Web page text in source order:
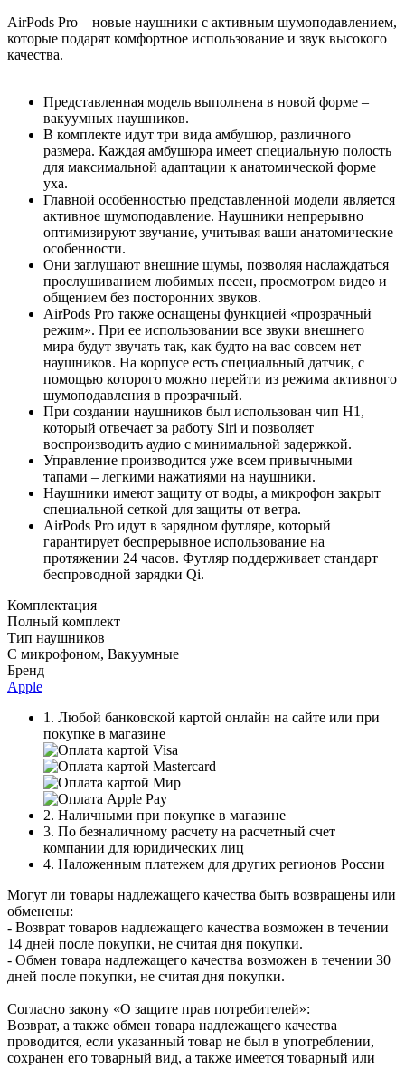
AirPods Pro – новые наушники с активным шумоподавлением,
которые подарят комфортное использование и звук высокого
качества.
Представленная модель выполнена в новой форме –
вакуумных наушников.
В комплекте идут три вида амбушюр, различного
размера. Каждая амбушюра имеет специальную полость
для максимальной адаптации к анатомической форме
уха.
Главной особенностью представленной модели является
активное шумоподавление. Наушники непрерывно
оптимизируют звучание, учитывая ваши анатомические
особенности.
Они заглушают внешние шумы, позволяя наслаждаться
прослушиванием любимых песен, просмотром видео и
общением без посторонних звуков.
AirPods Pro также оснащены функцией «прозрачный
режим». При ее использовании все звуки внешнего
мира будут звучать так, как будто на вас совсем нет
наушников. На корпусе есть специальный датчик, с
помощью которого можно перейти из режима активного
шумоподавления в прозрачный.
При создании наушников был использован чип H1,
который отвечает за работу Siri и позволяет
воспроизводить аудио с минимальной задержкой.
Управление производится уже всем привычными
тапами – легкими нажатиями на наушники.
Наушники имеют защиту от воды, а микрофон закрыт
специальной сеткой для защиты от ветра.
AirPods Pro идут в зарядном футляре, который
гарантирует беспрерывное использование на
протяжении 24 часов. Футляр поддерживает стандарт
беспроводной зарядки Qi.
Комплектация
Полный комплект
Тип наушников
С микрофоном, Вакуумные
Бренд
Apple
1. Любой банковской картой онлайн на сайте или при
покупке в магазине
2. Наличными при покупке в магазине
3. По безналичному расчету на расчетный счет
компании для юридических лиц
4. Наложенным платежем для других регионов России
Могут ли товары надлежащего качества быть возвращены или
обменены:
- Возврат товаров надлежащего качества возможен в течении
14 дней после покупки, не считая дня покупки.
- Обмен товара надлежащего качества возможен в течении 30
дней после покупки, не считая дня покупки.
Согласно закону «О защите прав потребителей»:
Возврат, а также обмен товара надлежащего качества
проводится, если указанный товар не был в употреблении,
сохранен его товарный вид, а также имеется товарный или